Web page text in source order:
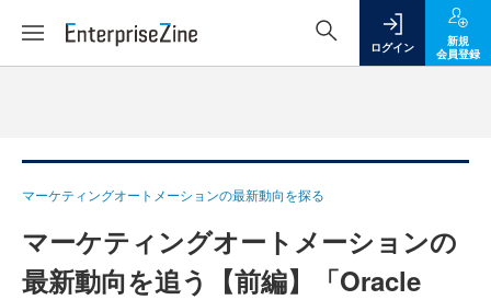
ログイン
新規
会員登録
マーケティングオートメーションの最新動向を探る
マーケティングオートメーションの
最新動向を追う【前編】「Oracle